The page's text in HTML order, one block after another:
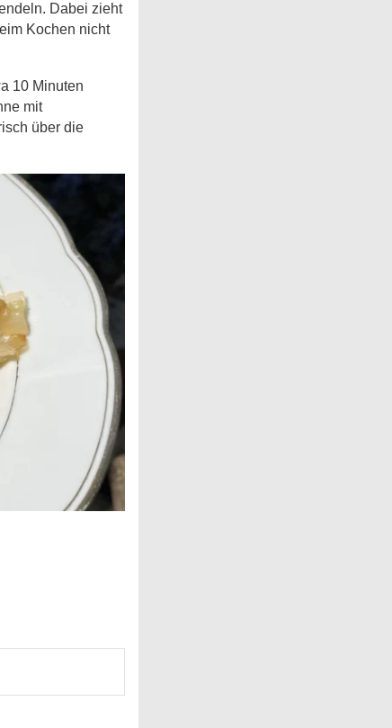
Dabei zieht
Kochen nicht
10 Minuten
mit
über die